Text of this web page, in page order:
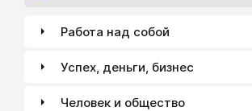
Работа над собой
Успех, деньги, бизнес
Человек и общество